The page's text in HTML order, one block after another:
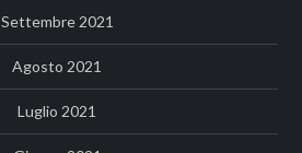
Settembre 2021
Agosto 2021
Luglio 2021